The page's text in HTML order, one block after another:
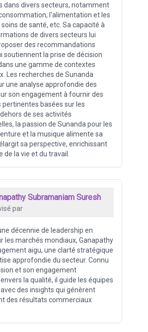
dans divers secteurs, notamment
l'alimentation et les
soins de santé, etc. Sa capacité à
de divers secteurs lui
des recommandations
soutiennent la prise de décision
une gamme de contextes
Les recherches de Sunanda
une analyse approfondie des
son engagement à fournir des
basées sur les
de ses activités
la passion de Sunanda pour les
et la musique alimente sa
sa perspective, enrichissant
de la vie et du travail.
Subramaniam Suresh
par
décennie de leadership en
les marchés mondiaux, Ganapathy
aigu, une clarté stratégique
approfondie du secteur. Connu
et son engagement
la qualité, il guide les équipes
des insights qui génèrent
des résultats commerciaux